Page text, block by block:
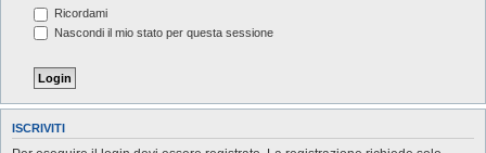
Ricordami
Nascondi il mio stato per questa sessione
ISCRIVITI